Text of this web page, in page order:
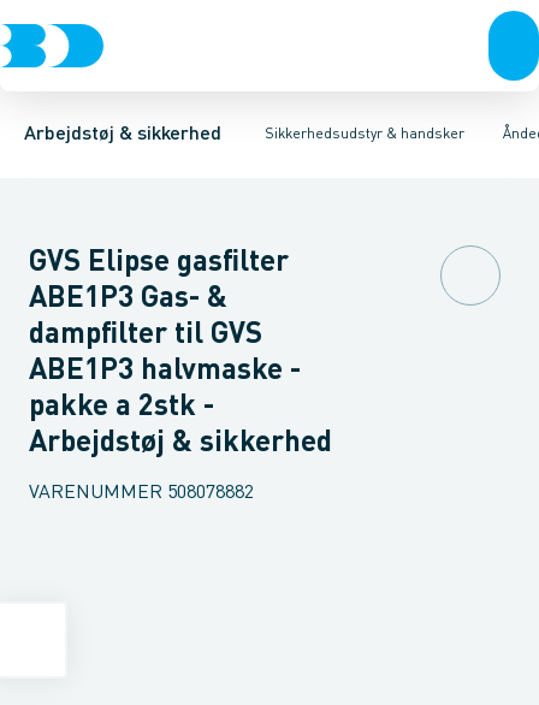
Arbejdstøj & sikkerhed Sikkerhedsudstyr & handsker
Trøjer & t-shirtsBukser Overtøj & huerUndertøj & sokker Sko
Hovedværn ØjenværnHøreværnÅndedrætsværnFørstehjælps
Engangsmasker med ventil HalvmaskerFiltre til halvmasker
GVS Elipse gasfilter
ABE1P3 Gas- &
dampfilter til GVS
ABE1P3 halvmaske -
pakke a 2stk -
Arbejdstøj & sikkerhed
VARENUMMER 508078882